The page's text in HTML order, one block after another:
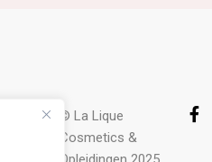
© La Lique
Cosmetics &